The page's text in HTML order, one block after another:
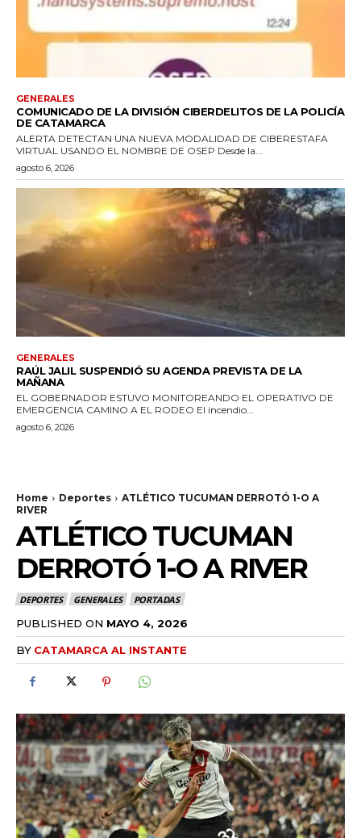
GENERALES
COMUNICADO DE LA DIVISIÓN CIBERDELITOS DE LA POLICÍA
DE CATAMARCA
ALERTA DETECTAN UNA NUEVA MODALIDAD DE CIBERESTAFA
VIRTUAL USANDO EL NOMBRE DE OSEP Desde la...
agosto 6, 2026
GENERALES
RAÚL JALIL SUSPENDIÓ SU AGENDA PREVISTA DE LA
MAÑANA
EL GOBERNADOR ESTUVO MONITOREANDO EL OPERATIVO DE
EMERGENCIA CAMINO A EL RODEO El incendio...
agosto 6, 2026